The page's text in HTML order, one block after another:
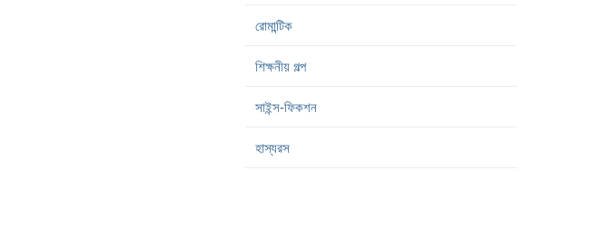
রোমান্টিক
শিক্ষনীয় গল্প
সাইন্স-ফিকশন
হাস্যরস